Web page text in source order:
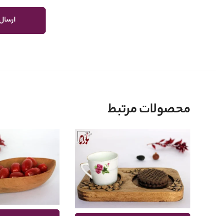
محصولات مرتبط